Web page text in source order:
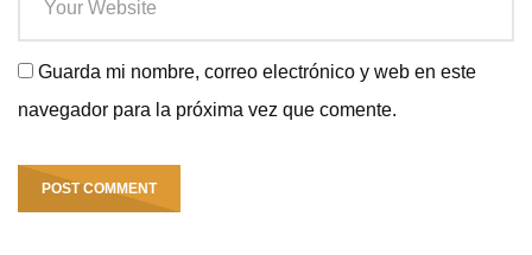
Guarda mi nombre, correo electrónico y web en este
navegador para la próxima vez que comente.